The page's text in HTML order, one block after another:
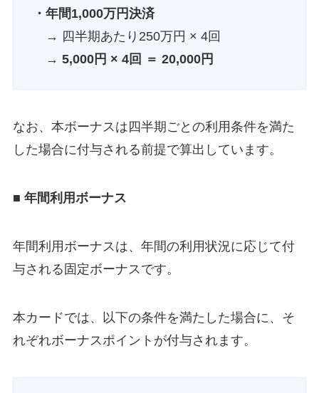
・年間1,000万円決済
→ 四半期あたり250万円 × 4回
→ 5,000円 × 4回 ＝ 20,000円
なお、本ボーナスは四半期ごとの利用条件を満た
した場合に付与される前提で算出しています。
■ 年間利用ボーナス
年間利用ボーナスは、年間の利用状況に応じて付
与される固定ボーナスです。
本カードでは、以下の条件を満たした場合に、そ
れぞれボーナスポイントが付与されます。